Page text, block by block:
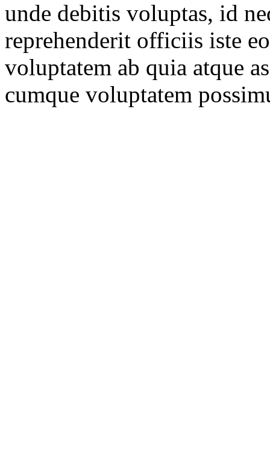
unde debitis voluptas, id
reprehenderit officiis iste
voluptatem ab quia atque
cumque voluptatem